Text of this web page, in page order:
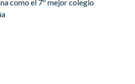
como el 7º mejor colegio